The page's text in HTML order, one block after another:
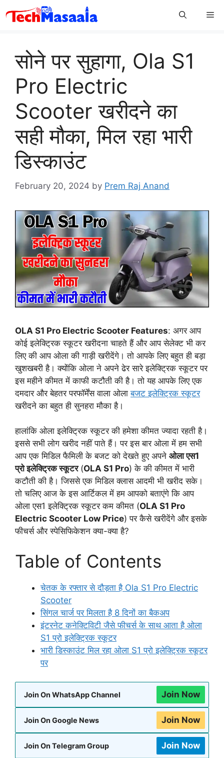
to
सोने पर सुहागा, Ola S1
Pro Electric
Scooter खरीदने का
सही मौका, मिल रहा भारी
डिस्काउंट
February 20, 2024 by Prem Raj Anand
OLA S1 Pro Electric Scooter Features: अगर आप
कोई इलेक्ट्रिक स्कूटर खरीदना चाहते हैं और आप सेलेक्ट भी कर
लिए की आप ओला की गाड़ी खरीदेंगे। तो आपके लिए बहुत ही बड़ा
खुशखबरी है। क्योंकि ओला ने अपने ढेर सारे इलेक्ट्रिक स्कूटर पर
इस महीने कीमत में काफी कटौती की है। तो यह आपके लिए एक
दमदार और बेहतर परफॉर्मेंस वाला ओलाबजट इलेक्ट्रिक स्कूटर
खरीदने का बहुत ही सुनहरा मौका है।
हालांकि ओला इलेक्ट्रिक स्कूटर की हमेशा कीमत ज्यादा रहती है।
इससे सभी लोग खरीद नहीं पाते हैं। पर इस बार ओला में हम सभी
आप एक मिडिल फैमिली के बजट को देखते हुए अपने ओला एस1
प्रो इलेक्ट्रिक स्कूटर(OLA S1 Pro) के की कीमत में भारी
कटौती की है। जिससे एक मिडिल क्लास आदमी भी खरीद सके।
तो चलिए आज के इस आर्टिकल में हम आपको बताएंगे कि आप
ओला एस1 इलेक्ट्रिक स्कूटर कम कीमत (OLA S1 Pro
Electric Scooter Low Price) पर कैसे खरीदेंगे और इसके
फीचर्स और स्पेसिफिकेशन क्या-क्या है?
Table of Contents
चेतक के रफ्तार से दौड़ता है Ola S1 Pro Electric
Scooter
सिंगल चार्ज पर मिलता है 8 दिनों का बैकअप
इंटरनेट कनेक्टिविटी जैसे फीचर्स के साथ आता है ओला
S1 प्रो इलेक्ट्रिक स्कूटर
भारी डिस्काउंट मिल रहा ओला S1 प्रो इलेक्ट्रिक स्कूटर
पर
Join On WhatsApp Channel Join Now
Join On Google News Join Now
Join On Telegram Group Join Now